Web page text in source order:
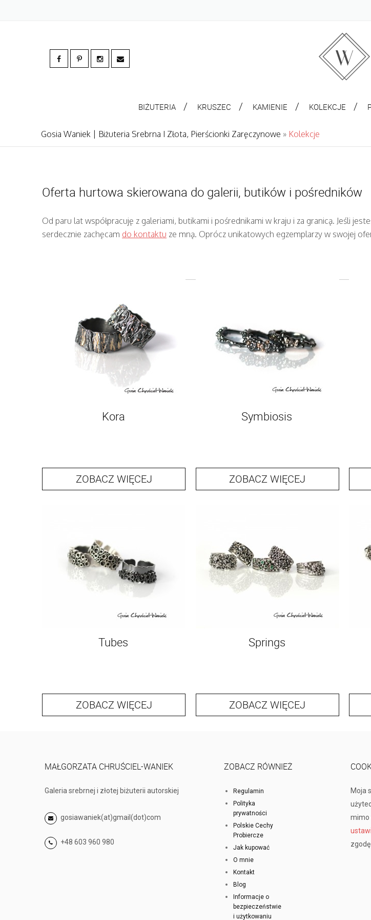
BIŻUTERIA KRUSZEC KAMIENIE KOLEKCJE
Gosia Waniek | Biżuteria Srebrna I Złota, Pierścionki Zaręczynowe » Kolekcje
Oferta hurtowa skierowana do galerii, butików i pośredników
Od paru lat współpracuję z galeriami, butikami i pośrednikami w kraju i za granicą. Jeśli
serdecznie zachęcam do kontaktu ze mną. Oprócz unikatowych egzemplarzy w swojej
Kora
ZOBACZ WIĘCEJ
Symbiosis
ZOBACZ WIĘCEJ
Tubes
ZOBACZ WIĘCEJ
Springs
ZOBACZ WIĘCEJ
MAŁGORZATA CHRUŚCIEL-WANIEK
Galeria srebrnej i złotej biżuterii autorskiej
gosiawaniek(at)gmail(dot)com
+48 603 960 980
ZOBACZ RÓWNIEŻ
Regulamin
Polityka
prywatności
Polskie Cechy
Probiercze
Jak kupować
O mnie
Kontakt
Blog
Informacje o
bezpieczeństwie
i użytkowaniu
Moja
mimo